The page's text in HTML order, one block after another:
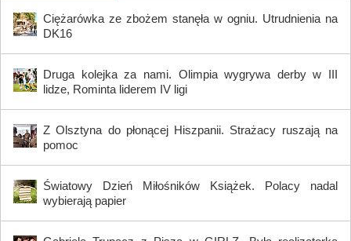
Ciężarówka ze zbożem stanęła w ogniu. Utrudnienia na
DK16
Druga kolejka za nami. Olimpia wygrywa derby w III
lidze, Rominta liderem IV ligi
Z Olsztyna do płonącej Hiszpanii. Strażacy ruszają na
pomoc
Światowy Dzień Miłośników Książek. Polacy nadal
wybierają papier